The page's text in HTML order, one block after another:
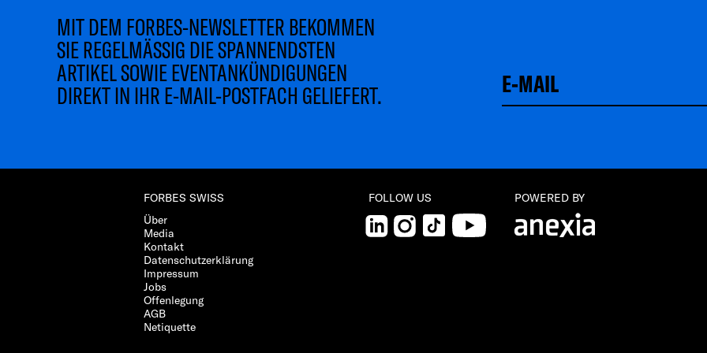
MIT DEM FORBES-NEWSLETTER BEKOMMEN
SIE REGELMÄSSIG DIE SPANNENDSTEN
ARTIKEL SOWIE EVENTANKÜNDIGUNGEN
DIREKT IN IHR E-MAIL-POSTFACH GELIEFERT.
FORBES SWISS
Über
Media
Kontakt
Datenschutzerklärung
Impressum
Jobs
Offenlegung
AGB
Netiquette
FOLLOW US
LinkedInInstagram
TikTok YouTube
POWERED BY